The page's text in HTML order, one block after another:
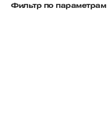
Фильтр по параметрам